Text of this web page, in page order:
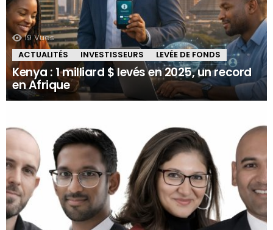
19 Vues
ACTUALITÉS
INVESTISSEURS LEVÉE DE FONDS
Kenya : 1 milliard $ levés en 2025, un record
en Afrique